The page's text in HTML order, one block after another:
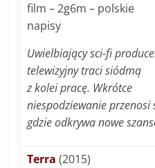
film – 2g6m – polskie
napisy
Uwielbiający sci-fi
telewizyjny traci siódmą
z kolei pracę. Wkrótce
niespodziewanie przenosi
gdzie odkrywa nowe
Terra (2015)